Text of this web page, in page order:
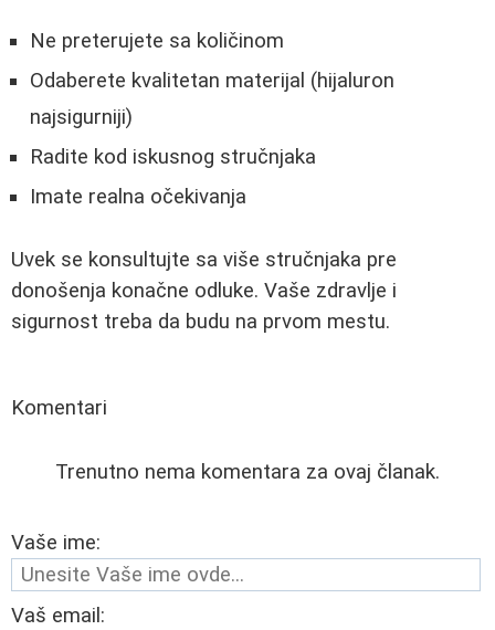
Ne preterujete sa količinom
Odaberete kvalitetan materijal (hijaluron
najsigurniji)
Radite kod iskusnog stručnjaka
Imate realna očekivanja
Uvek se konsultujte sa više stručnjaka pre
donošenja konačne odluke. Vaše zdravlje i
sigurnost treba da budu na prvom mestu.
Komentari
Trenutno nema komentara za ovaj članak.
Vaše ime:
Vaš email: